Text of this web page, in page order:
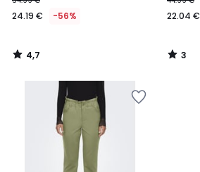
24.19 € -56%
4,7
/
22.04 €
3
/